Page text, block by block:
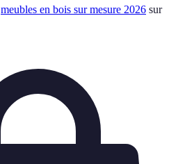
meubles en bois sur mesure 2026 sur